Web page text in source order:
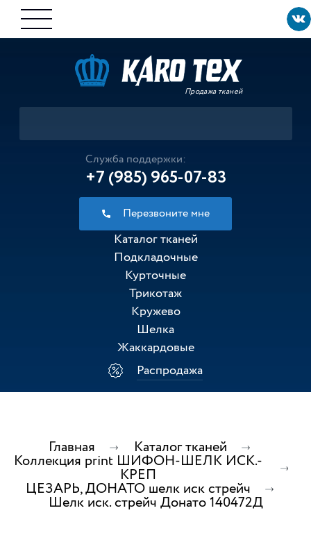
Продажа тканей
Служба поддержки:
+7 (985) 965-07-83
Перезвоните мне
Каталог тканей
Подкладочные
Курточные
Трикотаж
Кружево
Шелка
Жаккардовые
Распродажа
Главная Каталог тканей
Коллекция print ШИФОН-ШЕЛК ИСК.-
КРЕП
ЦЕЗАРЬ, ДОНАТО шелк иск стрейч
Шелк иск. стрейч Донато 140472Д